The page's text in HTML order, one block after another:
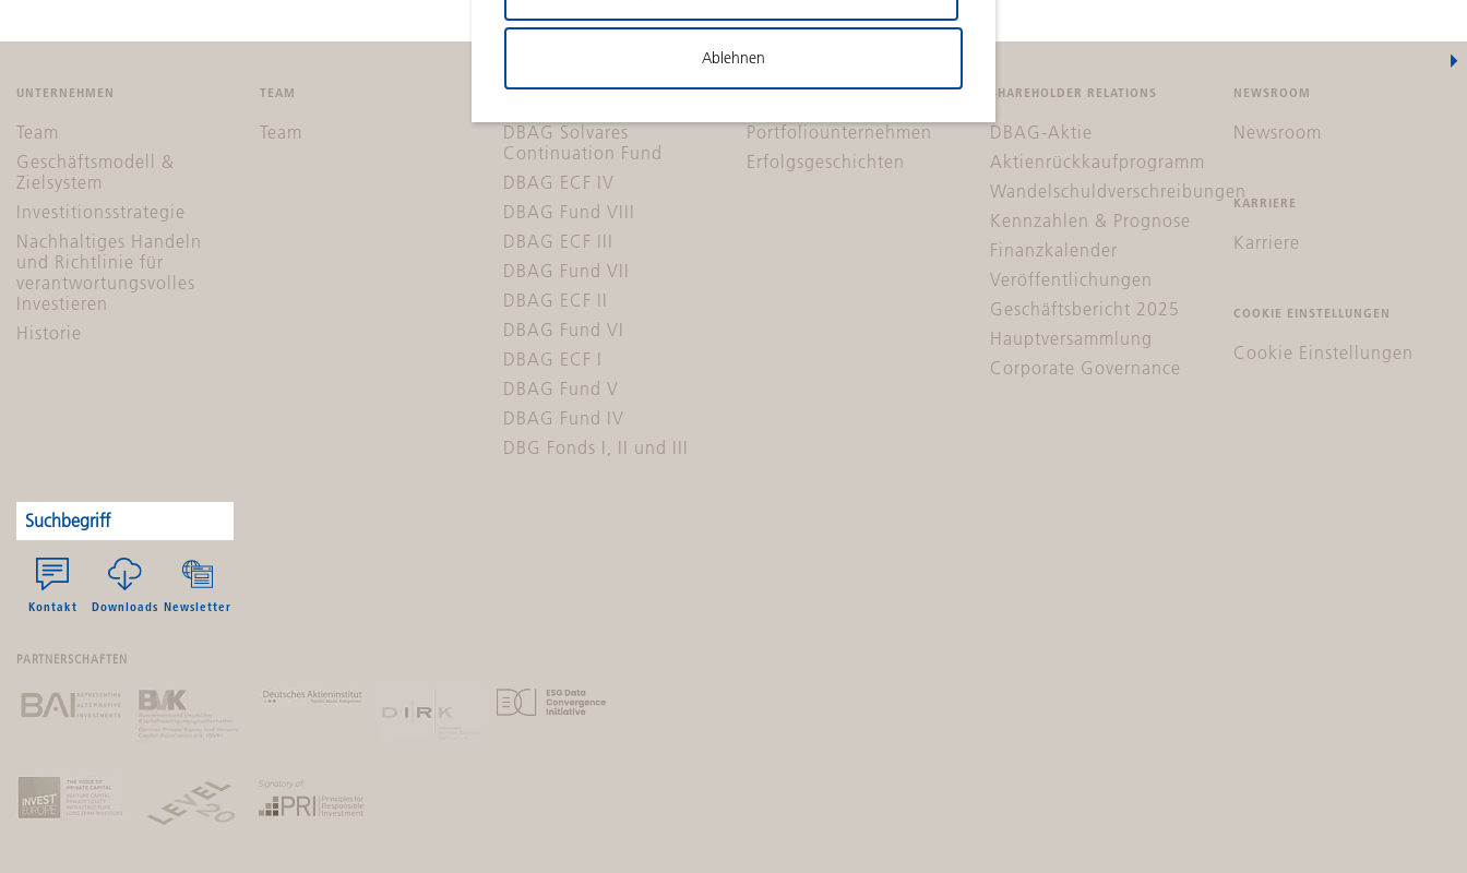
UNTERNEHMEN
Team
Geschäftsmodell &
Zielsystem
Investitionsstrategie
Nachhaltiges Handeln
und Richtlinie für
verantwortungsvolles
Investieren
Historie
TEAM
Team
FONDS
DBAG Solvares
Continuation Fund
DBAG ECF IV
DBAG Fund VIII
DBAG ECF III
DBAG Fund VII
DBAG ECF II
DBAG Fund VI
DBAG ECF I
DBAG Fund V
DBAG Fund IV
DBG Fonds I, II und III
PORTFOLIO
Portfoliounternehmen
Erfolgsgeschichten
SHAREHOLDER RELATIONS
DBAG-Aktie
Aktienrückkaufprogramm
Wandelschuldverschreibungen
Kennzahlen & Prognose
Finanzkalender
Veröffentlichungen
Geschäftsbericht 2025
Hauptversammlung
Corporate Governance
NEWSROOM
Newsroom
KARRIERE
Karriere
COOKIE EINSTELLUNGEN
Cookie Einstellungen
Kontakt Downloads Newsletter
PARTNERSCHAFTEN
Ablehnen